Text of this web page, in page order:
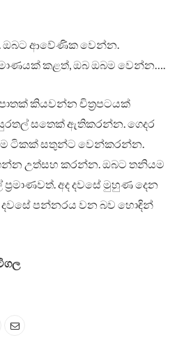
ඔබට ආවේණික වෙන්න.
කළත්, ඔබ ඔබම වෙන්න….
කියවන්න චිත්‍රපටයක්
සතෙක් ඇතිකරන්න. ගෙදර
ටිකක් සතුන්ට වෙන්කරන්න.
උත්සහ කරන්න. ඔබට තනියම
අද දවසේ මුහුණ දෙන
දවසේ පන්නරය වන බව හොඳින්